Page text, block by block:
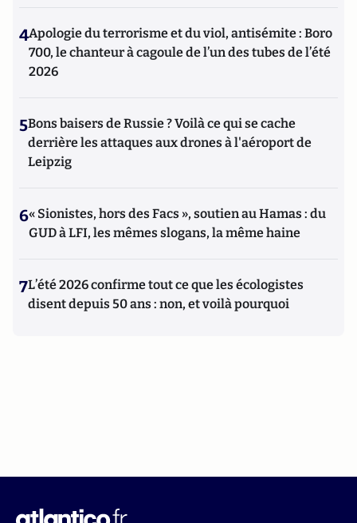
4Apologie du terrorisme et du viol, antisémite : Boro
700, le chanteur à cagoule de l’un des tubes de l’été
2026
5Bons baisers de Russie ? Voilà ce qui se cache
derrière les attaques aux drones à l'aéroport de
Leipzig
6« Sionistes, hors des Facs », soutien au Hamas : du
GUD à LFI, les mêmes slogans, la même haine
7L’été 2026 confirme tout ce que les écologistes
disent depuis 50 ans : non, et voilà pourquoi